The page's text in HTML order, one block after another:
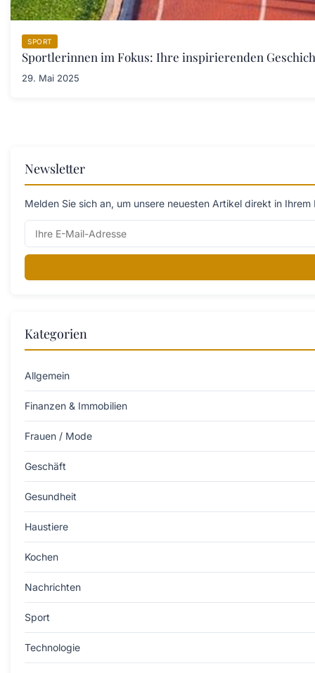
SPORT
Sportlerinnen im Fokus: Ihre inspirierenden
29. Mai 2025
Newsletter
Melden Sie sich an, um unsere neuesten Artikel direkt in
Kategorien
Allgemein
Finanzen & Immobilien
Frauen / Mode
Geschäft
Gesundheit
Haustiere
Kochen
Nachrichten
Sport
Technologie